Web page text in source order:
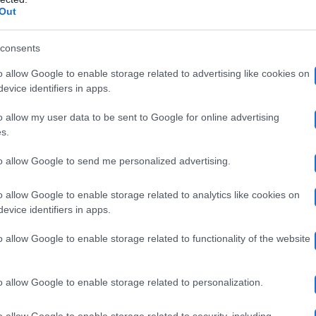
allow Google to enable storage related to advertising like cookies on
identifiers in apps.
allow my user data to be sent to Google for online advertising
allow Google to send me personalized advertising.
allow Google to enable storage related to analytics like cookies on
identifiers in apps.
allow Google to enable storage related to functionality of the website
allow Google to enable storage related to personalization.
edizione della trasmissione,Maria De Filippi
Martin
2il film-tvFabrizio De Andrè – Principe liberoè
mentre Quante storie ha
a C’è posta per te
De Filippiha conquistato il pubblico del piccolo
.Nel corso della serata ancheBelen Rodriguez ha